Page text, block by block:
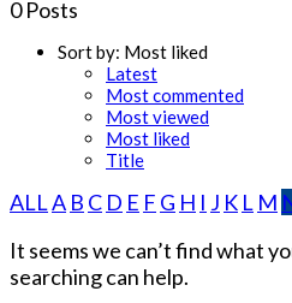
0 Posts
Sort by: Most liked
Latest
Most commented
Most viewed
Most liked
Title
ALLA B C D E F G H I J K L M
It seems we can’t find what
searching can help.